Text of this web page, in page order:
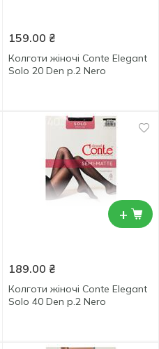
159.00 ₴
Колготи жіночі Conte Elegant
Solo 20 Den р.2 Nero
+
189.00 ₴
Колготи жіночі Conte Elegant
Solo 40 Den р.2 Nero